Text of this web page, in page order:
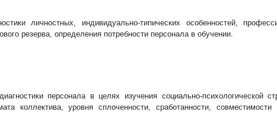
личностных, индивидуально-типических особенностей,
резерва, определения потребности персонала в обучении.
персонала в целях изучения социально-психологической
коллектива, уровня сплоченности, сработанности,